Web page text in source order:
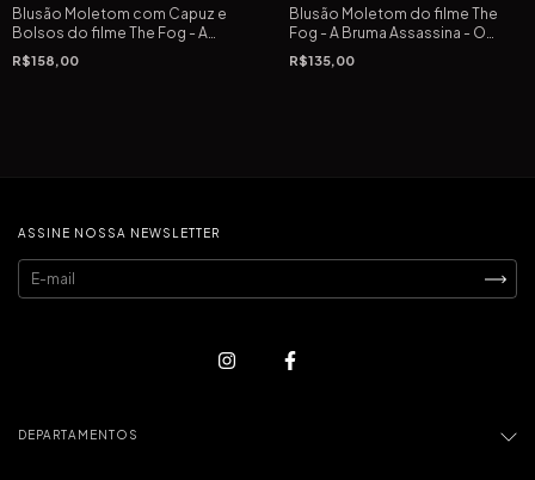
Blusão Moletom com Capuz e
Bolsos do filme The Fog - A
Bruma Assassina - O Nevoeiro
de John Carpenter de 1980
R$158,00
Blusão Moletom do filme The
Fog - A Bruma Assassina - O
Nevoeiro de John Carpenter de
1980
R$135,00
ASSINE NOSSA NEWSLETTER
DEPARTAMENTOS